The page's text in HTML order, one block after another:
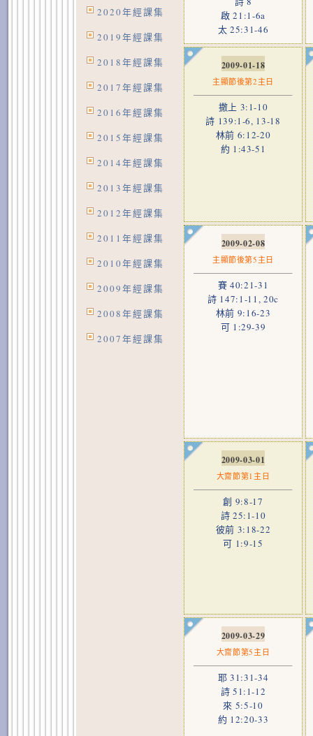
2020年經課集
2019年經課集
2018年經課集
2017年經課集
2016年經課集
2015年經課集
2014年經課集
2013年經課集
2012年經課集
2011年經課集
2010年經課集
2009年經課集
2008年經課集
2007年經課集
啟 21:1-6a
太 25:31-46
2009-01-18
主顯節後第2主日
撒上 3:1-10
詩 139:1-6, 13-18
林前 6:12-20
約 1:43-51
2009-02-08
主顯節後第5主日
賽 40:21-31
詩 147:1-11, 20c
林前 9:16-23
可 1:29-39
2009-03-01
大齋節第1主日
創 9:8-17
詩 25:1-10
彼前 3:18-22
可 1:9-15
2009-03-29
大齋節第5主日
耶 31:31-34
詩 51:1-12
來 5:5-10
約 12:20-33